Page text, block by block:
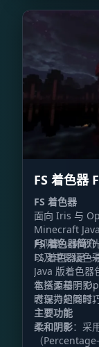
FS 着色器
FS 着色器
面向 Iris 与
Minecraft
月阴影、体积
以及电影级色
FS 着色器简介
FS 着色器是
Java 版着色器
包括柔和阴影
时保持足够轻
本资源基于
表现力的同时
主要功能
柔和阴影：采
（